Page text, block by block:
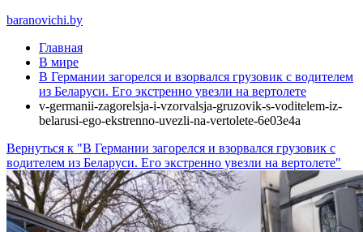
baranovichi.by
Главная
В мире
В Германии загорелся и взорвался грузовик с водителем
из Беларуси. Его экстренно увезли на вертолете
v-germanii-zagorelsja-i-vzorvalsja-gruzovik-s-voditelem-iz-
belarusi-ego-ekstrenno-uvezli-na-vertolete-6e03e4a
Вернуться к "В Германии загорелся и взорвался грузовик с
водителем из Беларуси. Его экстренно увезли на вертолете"